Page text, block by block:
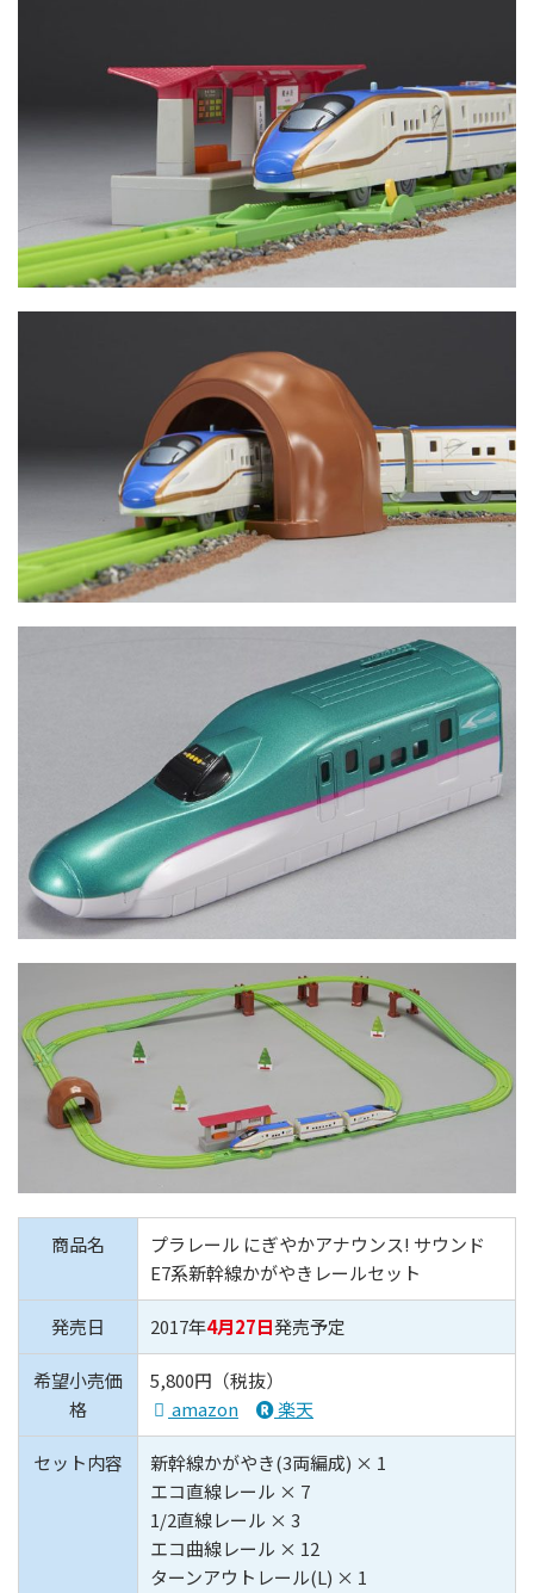
商品名
プラレール にぎやかアナウンス! サウンド
E7系新幹線かがやきレールセット
発売日 2017年4月27日発売予定
希望小売価
格
5,800円（税抜）
amazon
楽天
セット内容
新幹線かがやき(3両編成) × 1
エコ直線レール × 7
1/2直線レール × 3
エコ曲線レール × 12
ターンアウトレール(L) × 1